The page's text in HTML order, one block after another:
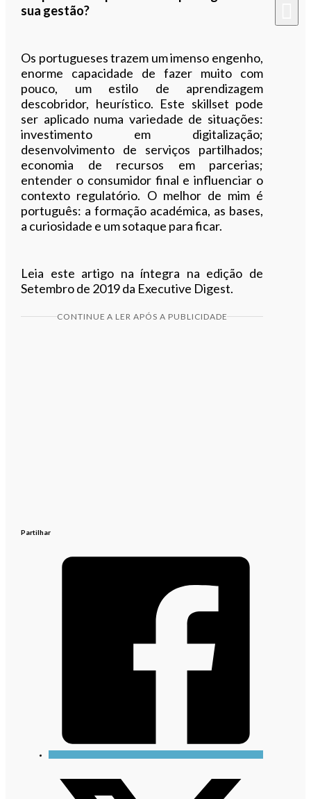
sua gestão?
Os portugueses trazem um imenso engenho,
enorme capacidade de fazer muito com
pouco, um estilo de aprendizagem
descobridor, heurístico. Este skillset pode
ser aplicado numa variedade de situações:
investimento em digitalização;
desenvolvimento de serviços partilhados;
economia de recursos em parcerias;
entender o consumidor final e influenciar o
contexto regulatório. O melhor de mim é
português: a formação académica, as bases,
a curiosidade e um sotaque para ficar.
Leia este artigo na íntegra na edição de
Setembro de 2019 da Executive Digest.
CONTINUE A LER APÓS A PUBLICIDADE
Partilhar